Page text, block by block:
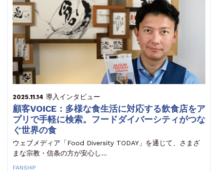
2025.11.14 導入インタビュー
顧客VOICE：多様な食生活に対応する飲食店をア
プリで手軽に検索。フードダイバーシティがつな
ぐ世界の食
ウェブメディア「Food Diversity TODAY」を通じて、さまざ
まな宗教・信条の方が安心し…
FANSHIP